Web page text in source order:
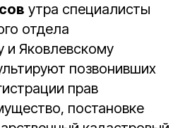
утра специалисты
отдела
и Яковлевскому
позвонивших
прав
постановке